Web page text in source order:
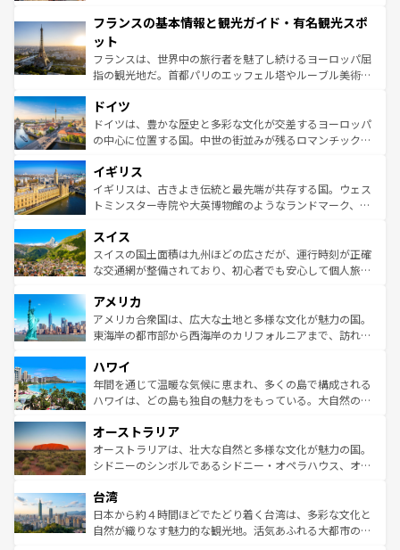
ませてくれるイタリアで、忘れられない旅をしてみよう！
なお、新着のイタリア情報は
しい。
文化が根付くこの国では、情熱的なフラメンコ、熱気あふ
れる闘牛、そして美味しいタパスが生活の一部となってい
る。首都マドリードの洗練された雰囲気や、バルセロナの
アートに溢れた街角から、地方では古代ローマ遺跡や中世
せる。地方によって風土や気候が異なるスペインはその個
性で訪れる人を魅了する。 なお、新着のスペイン情報は コ
ンテンツ一覧を参照してほしい。
フランスの基本情報と観光ガイド・有名観光スポ
ット
フランスは、世界中の旅行者を魅了し続けるヨーロッパ屈
指の観光地だ。首都パリのエッフェル塔やルーブル美術館
で、幅広い魅力が詰まっている。華麗な宮殿、歴史的な大
聖堂、美しいビーチ、そして豊かな自然が、訪れる者を心
から魅了する。また、フランスは美食の国としても知ら
いる。シャンパンの発祥地であるランス、プロヴァンスの
香り高いラベンダー畑など、多彩な楽しみ方が可能だ。さ
らに、パリ以外の地域にも魅力が溢れており、どの街角に
れる地方に足を運ぶとそれぞれで全く異なる文化を体験で
きるだろう。 なお、新着のフランス情報はコンテンツ一覧
を参照してほしい。
ドイツ
ドイツは、豊かな歴史と多彩な文化が交差するヨーロッパ
の中心に位置する国。中世の街並みが残るロマンチック街
顔を持つこの国は、どこを歩いても飽きることがない。ベ
ルリンの文化的活気、バイエルン州のアルプスの絶景、そ
してライン川沿いのワイン畑といった風景は必見。ビール
は、お酒好きな人にはぜひ体験してほしい。 なお、新着の
ドイツ情報はコンテンツ一覧を参照してほしい。
イギリス
イギリスは、古きよき伝統と最先端が共存する国。ウェス
トミンスター寺院や大英博物館のようなランドマーク、歴
リアごとに異なる魅力がある。また、優雅なアフタヌーン
ティー、ビール好きにはたまらない英国パブ、サッカー観
戦など、本場だからこそできる体験も豊富。イギリスを旅
ンツ一覧を参照してほしい。
スイス
スイスの国土面積は九州ほどの広さだが、運行時刻が正確
な交通網が整備されており、初心者でも安心して個人旅行
の建物がそのまま残る町や、スイスならではのユニークな
博物館もあり、アルプス観光だけでなく町歩きも満喫する
ことができる。国民の所得が高いため物価も高いが、旅行
ば市内交通費無料で観光を楽しむこともできる。 なお、新
着のスイス情報はコンテンツ一覧 を参照してほしい。
アメリカ
アメリカ合衆国は、広大な土地と多様な文化が魅力の国。
東海岸の都市部から西海岸のカリフォルニアまで、訪れる
のような巨大都市は、観光、ショッピング、エンターテイ
ンメントが詰まった刺激的なスポットだ。一方、アメリカ
西部には大自然が広がり、グランドキャニオンやイエロー
部のニューオーリンズでは、音楽と美食が融合した独特の
文化が魅力。旅行者はアメリカの各地域で異なる魅力を楽
しみながら、その多様性と豊かな歴史を感じることができ
ならではの贅沢な旅のスタイルだ。 なお、新着のアメリカ
情報はコンテンツ一覧を参照してほしい。
ハワイ
年間を通じて温暖な気候に恵まれ、多くの島で構成される
ハワイは、どの島も独自の魅力をもっている。大自然の神
ワイ島は見逃せない。また、定番の観光地といえばオアフ
島だが、静かな自然を求めるならマウイ島やカウアイ島が
おすすめ。エメラルドグリーンに輝く海をはじめ、豊かな
れるおもてなしの心で訪れる人々を迎えてくれるハワイの
人々、おいしいローカルフードやハワイアンミュージッ
ク、伝統的なフラダンスなど、すべてがハワイの魅力を彩
オーストラリア
オーストラリアは、壮大な自然と多様な文化が魅力の国。
シドニーのシンボルであるシドニー・オペラハウス、オー
リアリーフや大陸中央部にそびえるウルル（エアーズロッ
ク）、タスマニアの美しい原生林やケアンズの熱帯雨林な
ど、見どころがたくさん。また、カフェやワイン、オージ
台湾
日本から約４時間ほどでたどり着く台湾は、多彩な文化と
自然が織りなす魅力的な観光地。活気あふれる大都市の台